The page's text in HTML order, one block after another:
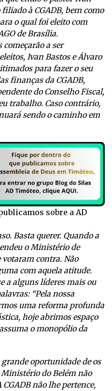
à CGADB, bem como
o qual foi eleito com
de Brasília.
a ser
Ivan Bastos e Álvaro
para fazer o seu
finanças da CGADB,
do Conselho Fiscal,
trabalho. Caso contrário,
sendo o caminho em
sobre a AD
Basta querer. Quando a
o Ministério de
contra. Não
com aquela atitude.
a alguns líderes mais ou
“Pela nossa
uma reforma profunda
hoje abrimos espaço
o monopólio da
grande oportunidade de os
do Belém não
não lhe pertence,